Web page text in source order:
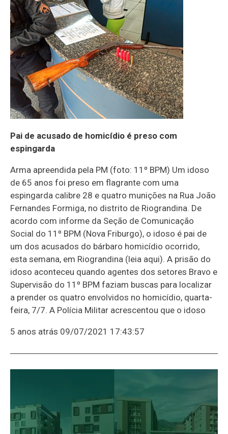
Pai de acusado de homicídio é preso com
espingarda
Arma apreendida pela PM (foto: 11º BPM) Um idoso
de 65 anos foi preso em flagrante com uma
espingarda calibre 28 e quatro munições na Rua João
Fernandes Formiga, no distrito de Riograndina. De
acordo com informe da Seção de Comunicação
Social do 11º BPM (Nova Friburgo), o idoso é pai de
um dos acusados do bárbaro homicídio ocorrido,
esta semana, em Riograndina (leia aqui). A prisão do
idoso aconteceu quando agentes dos setores Bravo e
Supervisão do 11º BPM faziam buscas para localizar
a prender os quatro envolvidos no homicídio, quarta-
feira, 7/7. A Polícia Militar acrescentou que o idoso
5 anos atrás 09/07/2021 17:43:57